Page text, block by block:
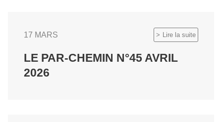
Lire la suite
17 MARS
LE PAR-CHEMIN N°45 AVRIL
2026